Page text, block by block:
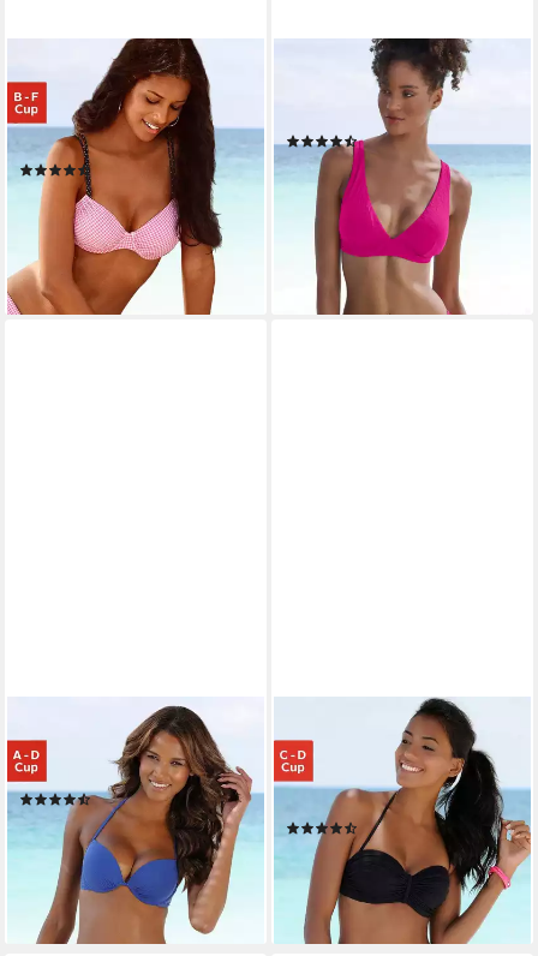
Bügel-Bikini-Top Florida,
verstellbare Doppelträger,
seitlich zu raffen, Mix-Kini
ab 32,99 €
lieferbar - in 2-3 Werktagen bei dir
Triangel-Bikini-Top Bubble, mit
floraler Struktur
(22)
ab 34,99 € 44,99 €
-22%
lieferbar - in 1-2 Werktagen bei dir
Push-Up-Bikini-Top Happy, in
mehreren Trendfarben
(1013)
ab 36,99 €
lieferbar - in 1-2 Werktagen bei dir
Bügel-Bandeau-Bikini-Top
Happy, mit geflochtenem
(1020)
ab 39,99 €
lieferbar - in 1-2 Werktagen bei dir